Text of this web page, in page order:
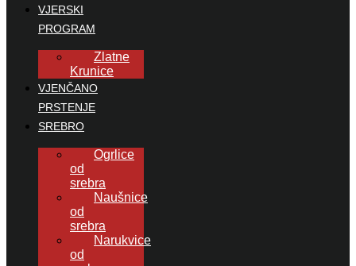
VJERSKI
PROGRAM
Zlatne
Krunice
VJENČANO
PRSTENJE
SREBRO
Ogrlice
od
srebra
Naušnice
od
srebra
Narukvice
od